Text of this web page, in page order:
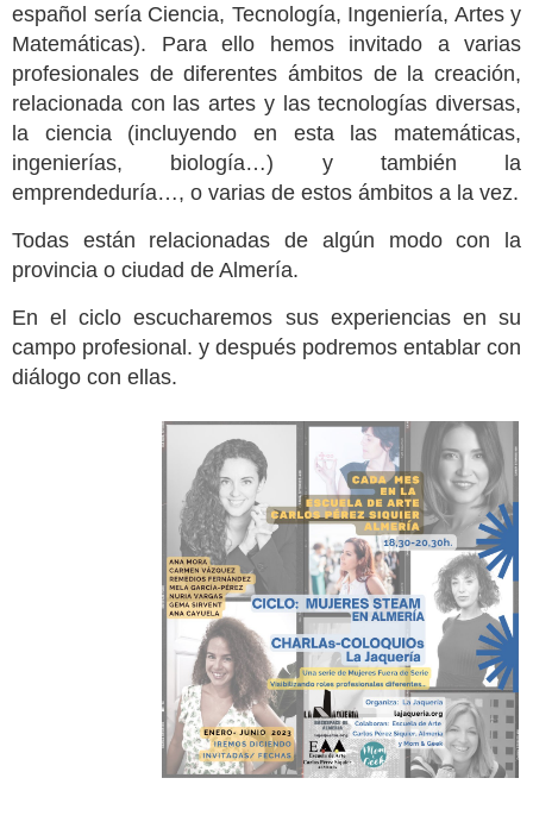
español sería Ciencia, Tecnología, Ingeniería, Artes y
Matemáticas). Para ello hemos invitado a varias
profesionales de diferentes ámbitos de la creación,
relacionada con las artes y las tecnologías diversas,
la ciencia (incluyendo en esta las matemáticas,
ingenierías, biología…) y también la
emprendeduría…, o varias de estos ámbitos a la vez.
Todas están relacionadas de algún modo con la
provincia o ciudad de Almería.
En el ciclo escucharemos sus experiencias en su
campo profesional. y después podremos entablar con
diálogo con ellas.